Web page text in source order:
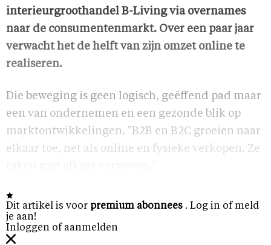
interieurgroothandel B-Living via overnames
naar de consumentenmarkt. Over een paar jaar
verwacht het de helft van zijn omzet online te
realiseren.
Die beweging is geen logisch, geëffend pad maar
een van ondernemen en een gezonde blik op
marktontwikkelingen. "B2B en B2C groeien naar
elkaar toe, net als online en fysieke verkopen. Ze
Dit artikel is voor premium abonnees . Log in of meld
je aan!
Inloggen of aanmelden